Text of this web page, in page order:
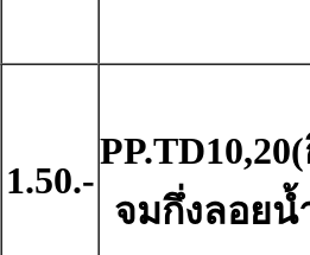
1.50.-
จมกึ่งลอยน้